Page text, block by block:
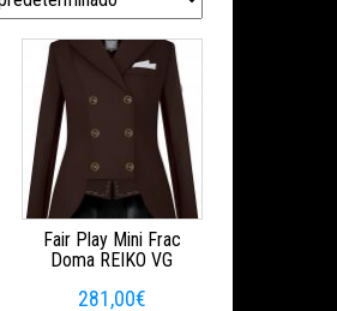
Fair Play Mini Frac
Doma REIKO VG
281,00€